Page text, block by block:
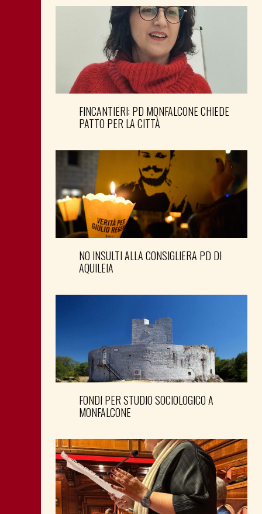
FINCANTIERI: PD MONFALCONE CHIEDE
PATTO PER LA CITTÀ
NO INSULTI ALLA CONSIGLIERA PD DI
AQUILEIA
FONDI PER STUDIO SOCIOLOGICO A
MONFALCONE